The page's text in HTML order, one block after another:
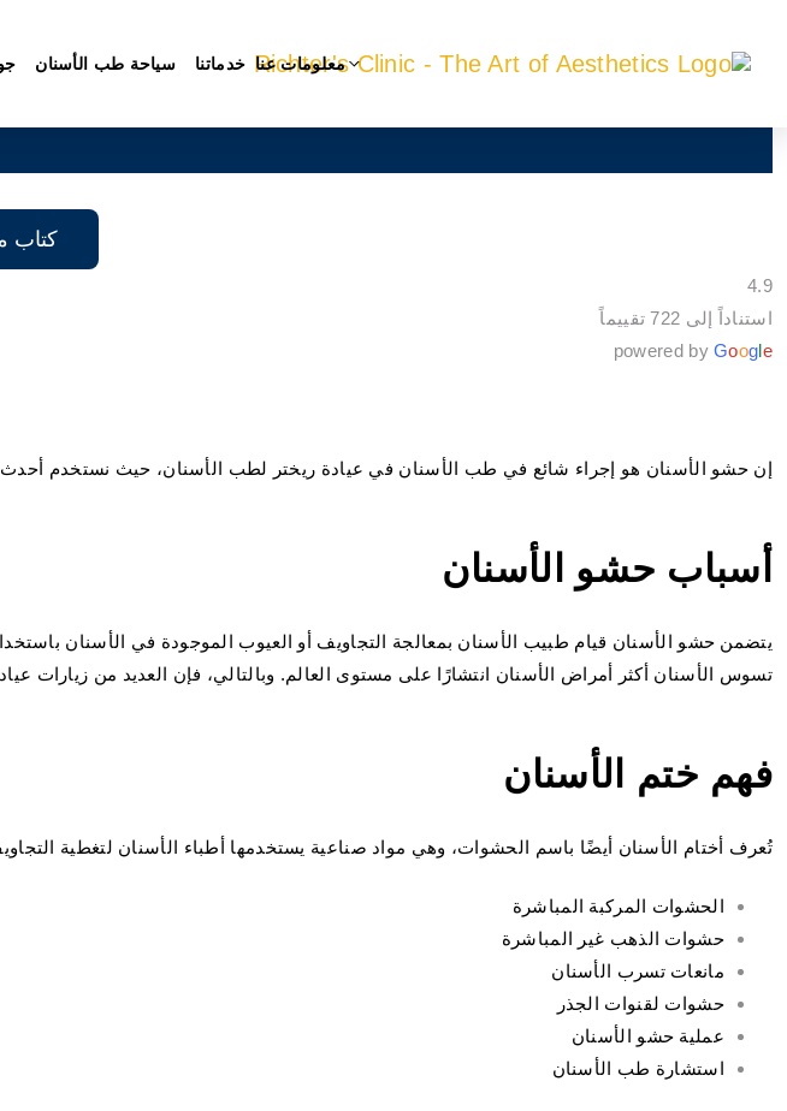
معلومات عنا خدماتنا سياحة طب الأسنان
كتاب
4.9
استناداً إلى 722 تقييماً
powered byGoogle
إن حشو الأسنان هو إجراء شائع في طب الأسنان في عيادة ريختر لطب الأسنان، حيث نستخدم أحدث
أسباب حشو الأسنان
يتضمن حشو الأسنان قيام طبيب الأسنان بمعالجة التجاويف أو العيوب الموجودة في الأسنان
تسوس الأسنان أكثر أمراض الأسنان انتشارًا على مستوى العالم. وبالتالي، فإن العديد من زيارات
فهم ختم الأسنان
تُعرف أختام الأسنان أيضًا باسم الحشوات، وهي مواد صناعية يستخدمها أطباء الأسنان لتغطية
الحشوات المركبة المباشرة
حشوات الذهب غير المباشرة
مانعات تسرب الأسنان
حشوات لقنوات الجذر
عملية حشو الأسنان
استشارة طب الأسنان